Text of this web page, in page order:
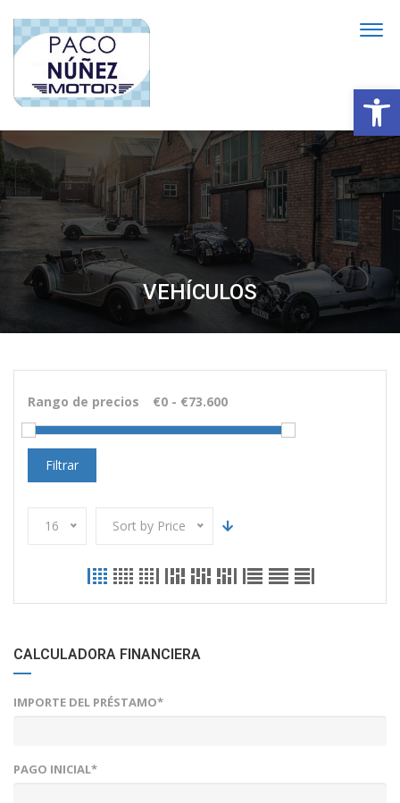
VEHÍCULOS
Rango de precios
Filtrar
16 Sort by Price
CALCULADORA FINANCIERA
IMPORTE DEL PRÉSTAMO*
PAGO INICIAL*